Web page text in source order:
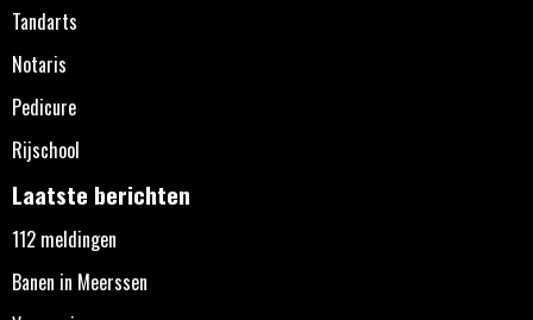
Tandarts
Notaris
Pedicure
Rijschool
Laatste berichten
112 meldingen
Banen in Meerssen